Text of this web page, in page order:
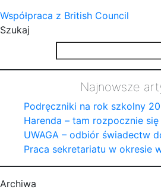
Współpraca z British Council
Szukaj
Najnowsze
Podręczniki na rok szkolny
Harenda – tam rozpocznie
UWAGA – odbiór świadectw
Praca sekretariatu w okresie
Archiwa